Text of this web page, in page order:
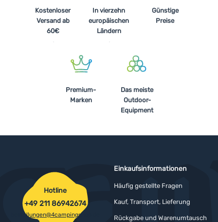
Kostenloser
Versand ab
60€
In vierzehn
europäischen
Ländern
Günstige
Preise
Premium-
Marken
Das meiste
Outdoor-
Equipment
Einkaufsinformationen
Häufig gestellte Fragen
Kauf, Transport, Lieferung
Rückgabe und Warenumtausch
Hotline
+49 211 86942674
bestellungen@4campingshop.de